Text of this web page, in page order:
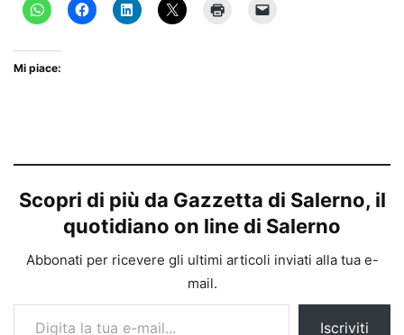
Mi piace:
Scopri di più da Gazzetta di Salerno, il
quotidiano on line di Salerno
Abbonati per ricevere gli ultimi articoli inviati alla tua e-
mail.
Digita la tua e-mail...
Iscriviti